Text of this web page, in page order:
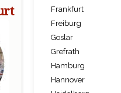
Frankfurt
Freiburg
Goslar
Grefrath
Hamburg
Hannover